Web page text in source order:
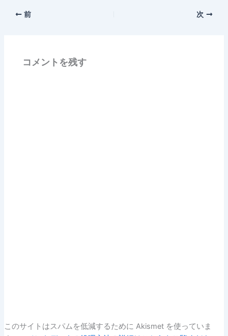
前 次
コメントを残す
このサイトはスパムを低減するために Akismet を使っていま